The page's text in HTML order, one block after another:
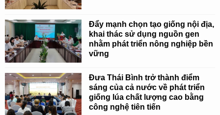
Đẩy mạnh chọn tạo giống nội địa,
khai thác sử dụng nguồn gen
nhằm phát triển nông nghiệp bền
vững
Đưa Thái Bình trở thành điểm
sáng của cả nước về phát triển
giống lúa chất lượng cao bằng
công nghệ tiên tiến